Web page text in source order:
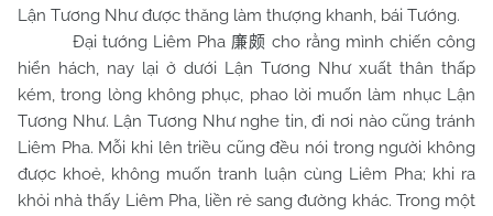
Lận Tương Như được thăng làm thượng khanh, bái Tướng.
Đại tướng Liêm Pha 廉颇 cho rằng mình chiến công
hiển hách, nay lại ở dưới Lận Tương Như xuất thân thấp
kém, trong lòng không phục, phao lời muốn làm nhục Lận
Tương Như. Lận Tương Như nghe tin, đi nơi nào cũng tránh
Liêm Pha. Mỗi khi lên triều cũng đều nói trong người không
được khoẻ, không muốn tranh luận cùng Liêm Pha; khi ra
khỏi nhà thấy Liêm Pha, liền rẻ sang đường khác. Trong một